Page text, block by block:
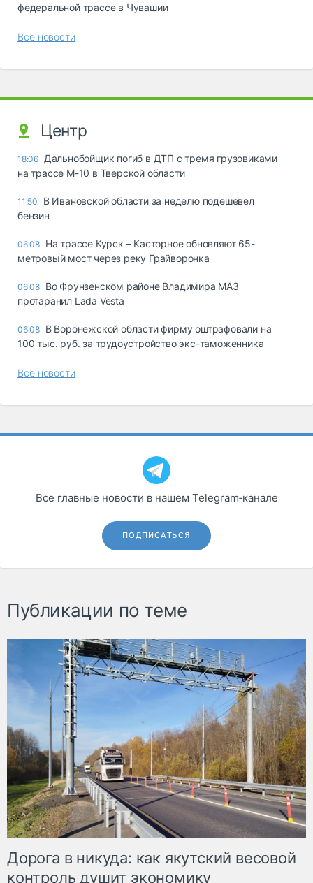
федеральной трассе в Чувашии
Все новости
Центр
18:06 Дальнобойщик погиб в ДТП с тремя грузовиками
на трассе М-10 в Тверской области
11:50
В Ивановской области за неделю подешевел
бензин
06.08 На трассе Курск – Касторное обновляют 65-
метровый мост через реку Грайворонка
06.08 Во Фрунзенском районе Владимира МАЗ
протаранил Lada Vesta
06.08 В Воронежской области фирму оштрафовали на
100 тыс. руб. за трудоустройство экс-таможенника
Все новости
Все главные новости в нашем Telegram‑канале
ПОДПИСАТЬСЯ
Публикации по теме
Дорога в никуда: как якутский весовой
контроль душит экономику